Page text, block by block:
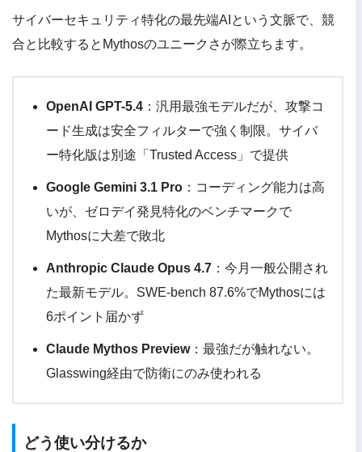
サイバーセキュリティ特化の最先端AIという文脈で、競
合と比較するとMythosのユニークさが際立ちます。
OpenAI GPT-5.4 ：汎用最強モデルだが、攻撃コ
ード生成は安全フィルターで強く制限。サイバ
ー特化版は別途「Trusted Access」で提供
Google Gemini 3.1 Pro ：コーディング能力は高
いが、ゼロデイ発見特化のベンチマークで
Mythosに大差で敗北
Anthropic Claude Opus 4.7 ：今月一般公開され
た最新モデル。SWE-bench 87.6%でMythosには
6ポイント届かず
Claude Mythos Preview：最強だが触れない。
Glasswing経由で防衛にのみ使われる
どう使い分けるか